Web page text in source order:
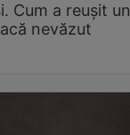
Cum a reușit un
nevăzut